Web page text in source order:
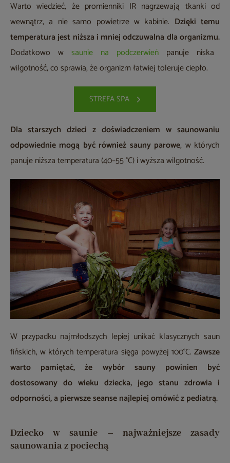
Warto wiedzieć, że promienniki IR nagrzewają tkanki od
wewnątrz, a nie samo powietrze w kabinie. Dzięki temu
temperatura jest niższa i mniej odczuwalna dla organizmu.
Dodatkowo w saunie na podczerwień panuje niska
wilgotność, co sprawia, że organizm łatwiej toleruje ciepło.
STREFA SPA
Dla starszych dzieci z doświadczeniem w saunowaniu
odpowiednie mogą być również sauny parowe, w których
panuje niższa temperatura (40–55 °C) i wyższa wilgotność.
W przypadku najmłodszych lepiej unikać klasycznych saun
fińskich, w których temperatura sięga powyżej 100°C. Zawsze
warto pamiętać, że wybór sauny powinien być
dostosowany do wieku dziecka, jego stanu zdrowia i
odporności, a pierwsze seanse najlepiej omówić z pediatrą.
Dziecko w saunie – najważniejsze zasady
saunowania z pociechą